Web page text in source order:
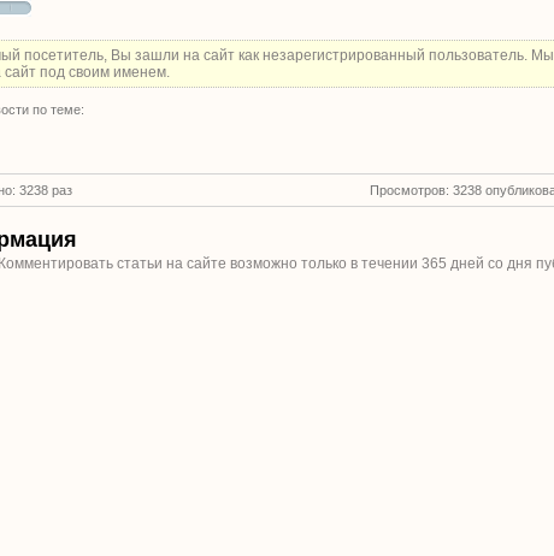
посетитель, Вы зашли на сайт как незарегистрированный пользователь.
сайт под своим именем.
по теме:
3238 раз Просмотров: 3238
Комментировать статьи на сайте возможно только в течении365 дней со дня